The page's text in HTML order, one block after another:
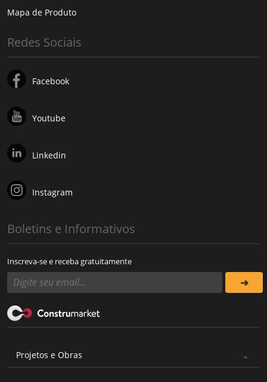
Mapa de Produto
Redes Sociais
Facebook
Youtube
Linkedin
Instagram
Boletins e Informativos
Inscreva-se e receba gratuitamente
Projetos e Obras